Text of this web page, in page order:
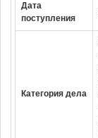
Дата
поступления
Категория дела